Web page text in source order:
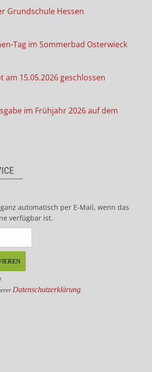
Grundschule Hessen
Tag im Sommerbad Osterwieck
am 15.05.2026 geschlossen
im Frühjahr 2026 auf dem
automatisch per E-Mail, wenn das
verfügbar ist.
Datenschutzerklärung